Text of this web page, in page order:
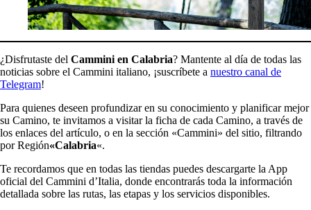
¿Disfrutaste del Cammini en Calabria? Mantente al día de todas las
noticias sobre el Cammini italiano, ¡suscríbete a nuestro canal de
Telegram!
Para quienes deseen profundizar en su conocimiento y planificar mejor
su Camino, te invitamos a visitar la ficha de cada Camino, a través de
los enlaces del artículo, o en la sección «Cammini» del sitio, filtrando
por Región«Calabria«.
Te recordamos que en todas las tiendas puedes descargarte la App
oficial del Cammini d’Italia, donde encontrarás toda la información
detallada sobre las rutas, las etapas y los servicios disponibles.